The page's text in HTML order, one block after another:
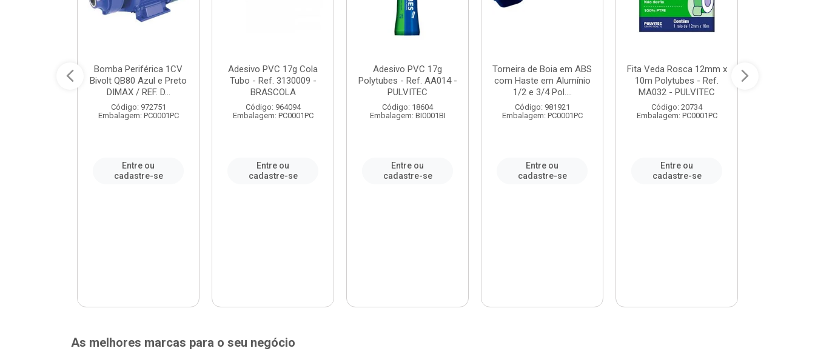
Bomba Periférica 1CV
Bivolt QB80 Azul e Preto
DIMAX / REF. D...
Código: 972751
Embalagem: PC0001PC
Entre ou
cadastre-se
Adesivo PVC 17g Cola
Tubo - Ref. 3130009 -
BRASCOLA
Código: 964094
Embalagem: PC0001PC
Entre ou
cadastre-se
Adesivo PVC 17g
Polytubes - Ref. AA014 -
PULVITEC
Código: 18604
Embalagem: BI0001BI
Entre ou
cadastre-se
Torneira de Boia em ABS
com Haste em Alumínio
1/2 e 3/4 Pol....
Código: 981921
Embalagem: PC0001PC
Entre ou
cadastre-se
Fita Veda Rosca 12mm x
10m Polytubes - Ref.
MA032 - PULVITEC
Código: 20734
Embalagem: PC0001PC
Entre ou
cadastre-se
As melhores marcas para o seu negócio